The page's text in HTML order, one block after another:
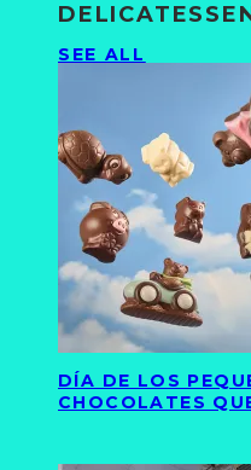
SEE ALL
DÍA DE LOS
CHOCOLATES